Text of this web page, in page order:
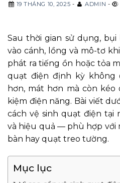
19 THÁNG 10, 2025 - ADMIN -
Sau thời gian sử dụng,
vào cánh, lồng và mô-tơ
phát ra tiếng ồn hoặc tỏa
quạt điện định kỳ không
hơn, mát hơn mà còn
kiệm điện năng. Bài viết
cách vệ sinh quạt điện tại
và hiệu quả — phù hợp với
bàn hay quạt treo tường.
Mục lục